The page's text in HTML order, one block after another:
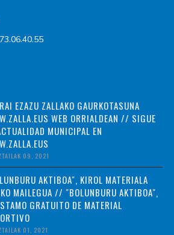
EZAZU ZALLAKO GAURKOTASUNA
WEB ORRIALDEAN // SIGUE
MUNICIPAL EN
09, 2021
AKTIBOA", KIROL MATERIALA
MAILEGUA // "BOLUNBURU AKTIBOA",
GRATUITO DE MATERIAL
01, 2021